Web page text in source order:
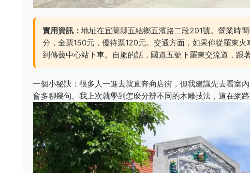
實用資訊： 地址在宜蘭縣五結鄉五濱路二段201號。營業時
分，全票150元，優待票120元。交通方面，如果你從羅東
到傳藝中心站下車。自駕的話，國道五號下羅東交流道，跟
一個小秘訣：很多人一進去就直奔商店街，但我建議先去看室
會多聊幾句。我上次就學到怎麼分辨不同的木雕技法，這在網路